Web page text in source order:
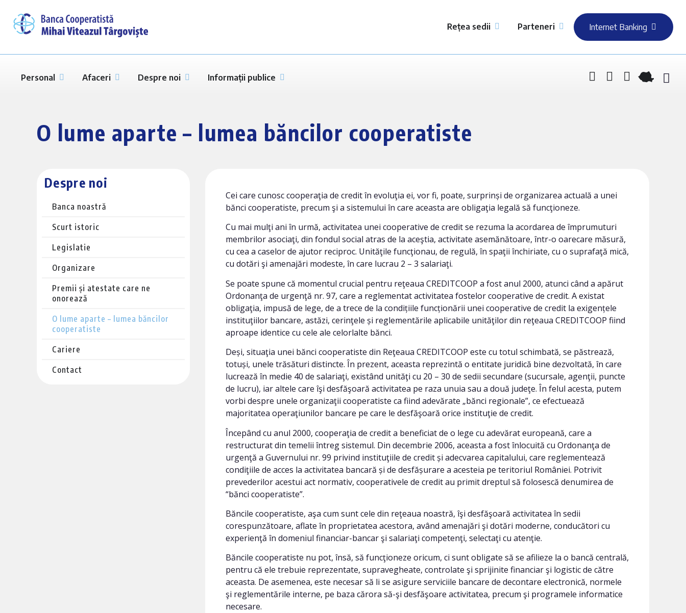
Rețea sedii Parteneri Internet Banking
Personal Afaceri Despre noi Informații publice
O lume aparte – lumea băncilor cooperatiste
Despre noi
Banca noastră
Scurt istoric
Legislatie
Organizare
Premii și atestate care ne
onorează
O lume aparte – lumea băncilor
cooperatiste
Cariere
Contact
Cei care cunosc cooperaţia de credit în evoluţia ei, vor fi, poate, surprinși de organizarea actuală a unei
bănci cooperatiste, precum şi a sistemului în care aceasta are obligaţia legală să funcţioneze.
Cu mai mulţi ani în urmă, activitatea unei cooperative de credit se rezuma la acordarea de împrumuturi
membrilor asociaţi, din fondul social atras de la aceştia, activitate asemănătoare, într-o oarecare măsură,
cu cea a caselor de ajutor reciproc. Unităţile funcţionau, de regulă, în spaţii închiriate, cu o suprafaţă mică,
cu dotări şi amenajări modeste, în care lucrau 2 – 3 salariaţi.
Se poate spune că momentul crucial pentru reţeaua CREDITCOOP a fost anul 2000, atunci când a apărut
Ordonanţa de urgenţă nr. 97, care a reglementat activitatea fostelor cooperative de credit. A existat
obligaţia, impusă de lege, de a trece de la condițiile funcționării unei cooperative de credit la exigențele
instituţiilor bancare, astăzi, cerinţele și reglementările aplicabile unităţilor din reţeaua CREDITCOOP fiind
aproape identice cu cele ale celorlalte bănci.
Deși, situaţia unei bănci cooperatiste din Reţeaua CREDITCOOP este cu totul schimbată, se păstrează,
totuși, unele trăsături distincte. În prezent, aceasta reprezintă o entitate juridică bine dezvoltată, în care
lucrează în medie 40 de salariaţi, existând unităţi cu 20 – 30 de sedii secundare (sucursale, agenţii, puncte
de lucru), iar altele care îşi desfăşoară activitatea pe raza unuia sau a două judeţe. În felul acesta, putem
vorbi despre unele organizaţii cooperatiste ca fiind adevărate „bănci regionale”, ce efectuează
majoritatea operaţiunilor bancare pe care le desfăşoară orice instituţie de credit.
Începând cu anul 2000, cooperaţia de credit a beneficiat de o lege cu adevărat europeană, care a
restructurat din temelii întreg sistemul. Din decembrie 2006, aceasta a fost înlocuită cu Ordonanţa de
urgenţă a Guvernului nr. 99 privind instituţiile de credit și adecvarea capitalului, care reglementează
condiţiile de acces la activitatea bancară și de desfășurare a acesteia pe teritoriul României. Potrivit
prevederilor acestui act normativ, cooperativele de credit au primit dreptul să folosescă denumirea de
“bănci cooperatiste”.
Băncile cooperatiste, aşa cum sunt cele din reţeaua noastră, îşi desfăşoară activitatea în sedii
corespunzătoare, aflate în proprietatea acestora, având amenajări şi dotări moderne, conducători cu
experienţă în domeniul financiar-bancar şi salariaţi competenţi, selectaţi cu atenţie.
Băncile cooperatiste nu pot, însă, să funcţioneze oricum, ci sunt obligate să se afilieze la o bancă centrală,
pentru că ele trebuie reprezentate, supravegheate, controlate şi sprijinite financiar şi logistic de către
aceasta. De asemenea, este necesar să li se asigure serviciile bancare de decontare electronică, normele
şi reglementările interne, pe baza cărora să-şi desfăşoare activitatea, precum şi programele informatice
necesare.